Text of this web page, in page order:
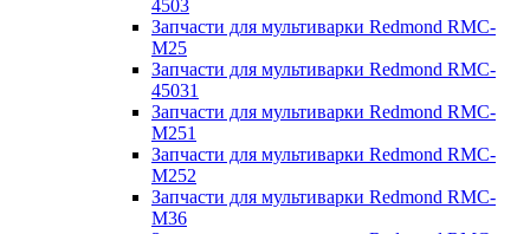
4503
Запчасти для мультиварки Redmond RMC-
M25
Запчасти для мультиварки Redmond RMC-
45031
Запчасти для мультиварки Redmond RMC-
M251
Запчасти для мультиварки Redmond RMC-
M252
Запчасти для мультиварки Redmond RMC-
M36